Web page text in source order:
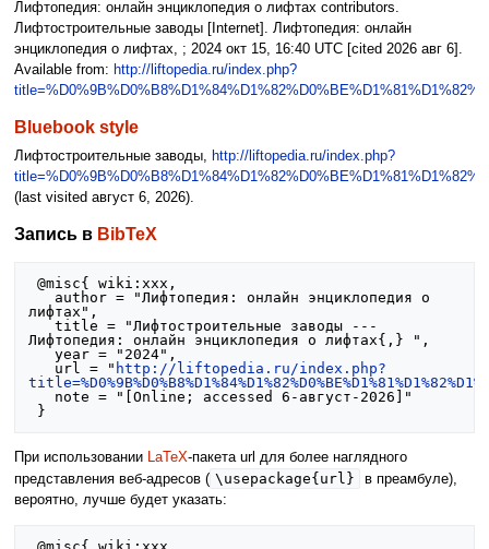
Лифтопедия: онлайн энциклопедия о лифтах contributors.
Лифтостроительные заводы [Internet]. Лифтопедия: онлайн
энциклопедия о лифтах, ; 2024 окт 15, 16:40 UTC [cited 2026 авг 6].
Available from: http://liftopedia.ru/index.php?
Bluebook style
Лифтостроительные заводы, http://liftopedia.ru/index.php?
(last visited август 6, 2026).
Запись в BibTeX
@misc{ wiki:xxx,
лифтах",
   title = "Лифтостроительные заводы ---
Лифтопедия: онлайн энциклопедия о лифтах{,} ",
   year = "2024",
   url = "
http://liftopedia.ru/index.php?
При использовании LaTeX-пакета url для более наглядного
представления веб-адресов ( \usepackage{url}
в преамбуле),
вероятно, лучше будет указать: